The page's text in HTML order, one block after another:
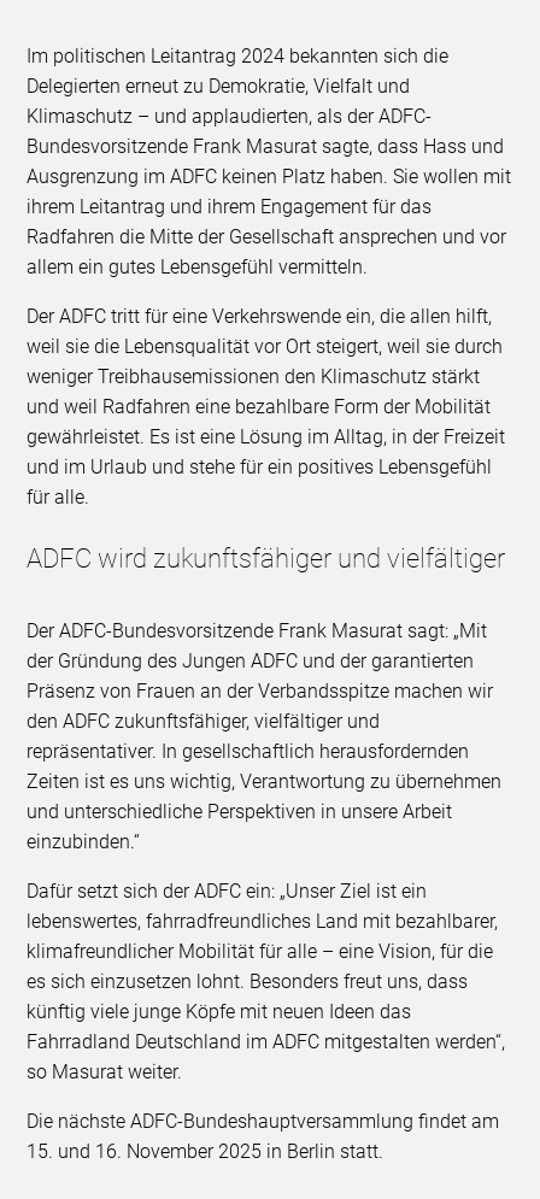
Im politischen Leitantrag 2024 bekannten sich die
Delegierten erneut zu Demokratie, Vielfalt und
Klimaschutz – und applaudierten, als der ADFC-
Bundesvorsitzende Frank Masurat sagte, dass Hass und
Ausgrenzung im ADFC keinen Platz haben. Sie wollen mit
ihrem Leitantrag und ihrem Engagement für das
Radfahren die Mitte der Gesellschaft ansprechen und vor
allem ein gutes Lebensgefühl vermitteln.
Der ADFC tritt für eine Verkehrswende ein, die allen hilft,
weil sie die Lebensqualität vor Ort steigert, weil sie durch
weniger Treibhausemissionen den Klimaschutz stärkt
und weil Radfahren eine bezahlbare Form der Mobilität
gewährleistet. Es ist eine Lösung im Alltag, in der Freizeit
und im Urlaub und stehe für ein positives Lebensgefühl
für alle.
ADFC wird zukunftsfähiger und vielfältiger
Der ADFC-Bundesvorsitzende Frank Masurat sagt: „Mit
der Gründung des Jungen ADFC und der garantierten
Präsenz von Frauen an der Verbandsspitze machen wir
den ADFC zukunftsfähiger, vielfältiger und
repräsentativer. In gesellschaftlich herausfordernden
Zeiten ist es uns wichtig, Verantwortung zu übernehmen
und unterschiedliche Perspektiven in unsere Arbeit
einzubinden.“
Dafür setzt sich der ADFC ein: „Unser Ziel ist ein
lebenswertes, fahrradfreundliches Land mit bezahlbarer,
klimafreundlicher Mobilität für alle – eine Vision, für die
es sich einzusetzen lohnt. Besonders freut uns, dass
künftig viele junge Köpfe mit neuen Ideen das
Fahrradland Deutschland im ADFC mitgestalten werden“,
so Masurat weiter.
Die nächste ADFC-Bundeshauptversammlung findet am
15. und 16. November 2025 in Berlin statt.